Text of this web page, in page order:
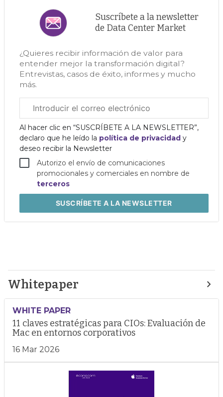
Suscríbete a la newsletter
de Data Center Market
¿Quieres recibir información de valor para
entender mejor la transformación digital?
Entrevistas, casos de éxito, informes y mucho
más.
electrónico
corporativo
Al hacer clic en “SUSCRÍBETE A LA NEWSLETTER”,
declaro que he leído la política de privacidad y
deseo recibir la Newsletter
Autorizo el envío de comunicaciones
promocionales y comerciales en nombre de
terceros
SUSCRÍBETEA LA NEWSLETTER
Whitepaper
WHITE PAPER
11 claves estratégicas para CIOs: Evaluación de
Mac en entornos corporativos
16 Mar 2026